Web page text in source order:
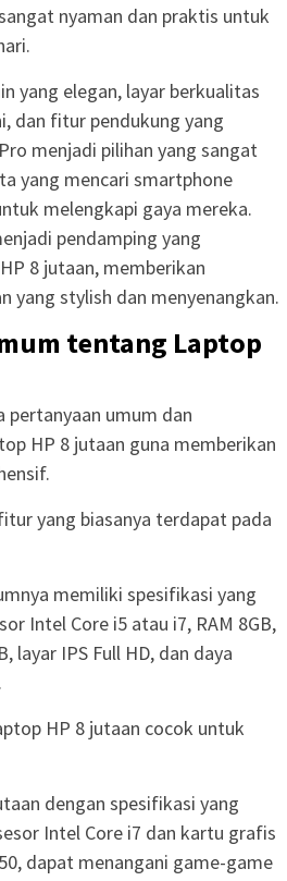
nyaman dan praktis untuk
yang elegan, layar berkualitas
dan fitur pendukung yang
menjadi pilihan yang sangat
yang mencari smartphone
melengkapi gaya mereka.
pendamping yang
8 jutaan, memberikan
yang stylish dan menyenangkan.
tentang Laptop
pertanyaan umum dan
HP 8 jutaan guna memberikan
yang biasanya terdapat pada
memiliki spesifikasi yang
Intel Core i5 atau i7, RAM 8GB,
layar IPS Full HD, dan daya
HP 8 jutaan cocok untuk
dengan spesifikasi yang
Intel Core i7 dan kartu grafis
dapat menangani game-game